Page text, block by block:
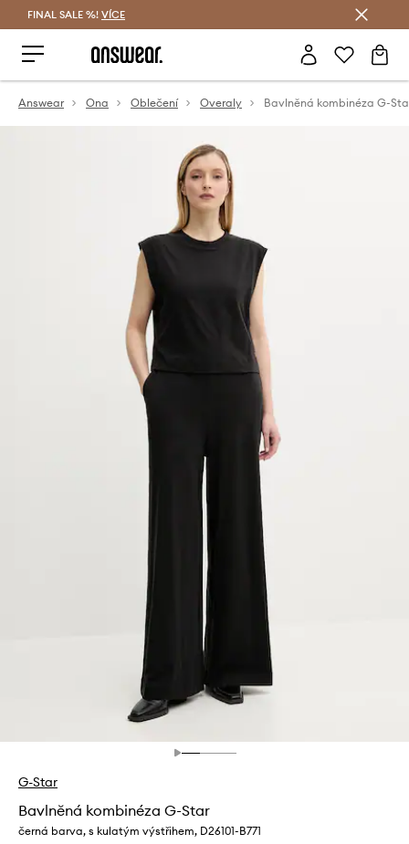
FINAL SALE %! VÍCE
Answear Ona Oblečení Overaly Bavlněná kombinéza G-
G-Star
Bavlněná kombinéza G-Star
černá barva, s kulatým výstřihem, D26101-B771